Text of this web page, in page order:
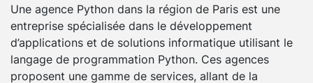
Une agence Python dans la région de Paris est une
entreprise spécialisée dans le développement
d’applications et de solutions informatique utilisant le
langage de programmation Python. Ces agences
proposent une gamme de services, allant de la